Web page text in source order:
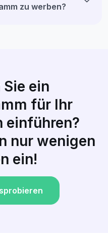
zu werben?
ein
für Ihr
einführen?
nur wenigen
ein!